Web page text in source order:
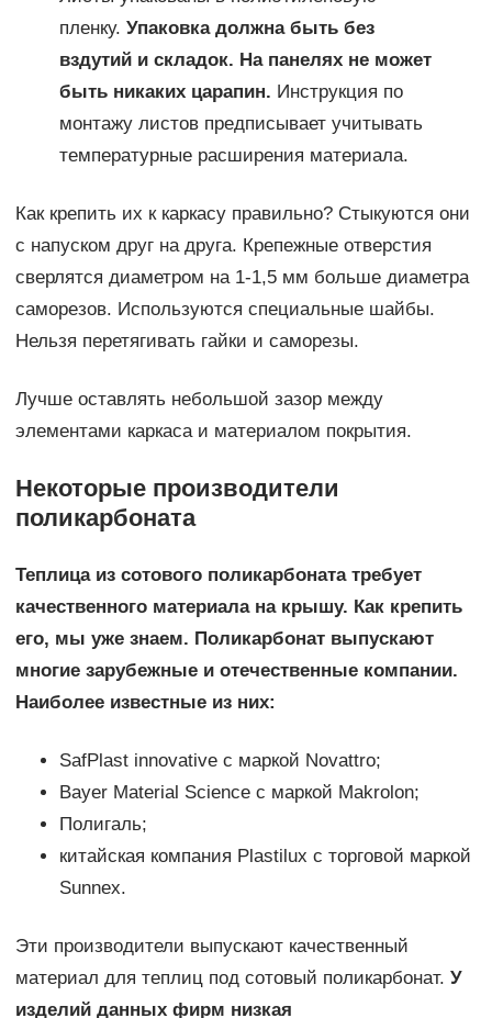
пленку. Упаковка должна быть без
вздутий и складок. На панелях не может
быть никаких царапин. Инструкция по
монтажу листов предписывает учитывать
температурные расширения материала.
Как крепить их к каркасу правильно? Стыкуются они
с напуском друг на друга. Крепежные отверстия
сверлятся диаметром на 1-1,5 мм больше диаметра
саморезов. Используются специальные шайбы.
Нельзя перетягивать гайки и саморезы.
Лучше оставлять небольшой зазор между
элементами каркаса и материалом покрытия.
Некоторые производители
поликарбоната
Теплица из сотового поликарбоната требует
качественного материала на крышу. Как крепить
его, мы уже знаем. Поликарбонат выпускают
многие зарубежные и отечественные компании.
Наиболее известные из них:
SafPlast innovative с маркой Novattro;
Bayer Material Science c маркой Makrolon;
Полигаль;
китайская компания Plastilux с торговой маркой
Sunnex.
Эти производители выпускают качественный
материал для теплиц под сотовый поликарбонат. У
изделий данных фирм низкая